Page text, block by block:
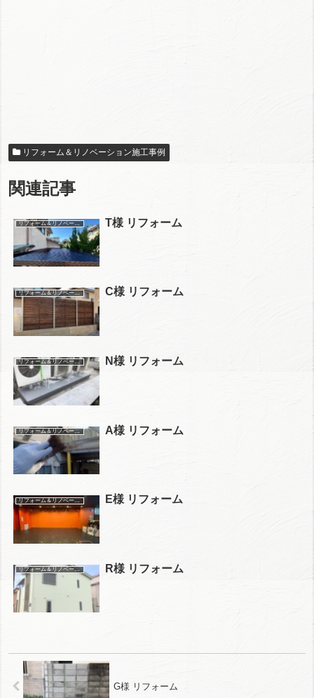
リフォーム＆リノベーション施工事例
関連記事
リフォーム＆リノベーション施工事例 T様 リフォーム
リフォーム＆リノベーション施工事例 C様 リフォーム
リフォーム＆リノベーション施工事例 N様 リフォーム
リフォーム＆リノベーション施工事例 A様 リフォーム
リフォーム＆リノベーション施工事例 E様 リフォーム
リフォーム＆リノベーション施工事例 R様 リフォーム
G様 リフォーム